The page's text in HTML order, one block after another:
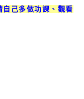
己多做功課、觀看